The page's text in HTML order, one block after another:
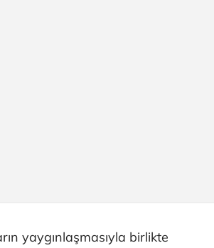
yaygınlaşmasıyla birlikte